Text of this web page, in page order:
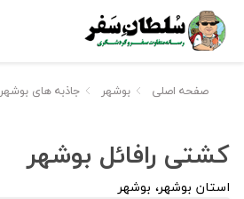
صفحه اصلی بوشهر جاذبه های بوشهر
کشتی رافائل بوشهر
استان بوشهر، بوشهر